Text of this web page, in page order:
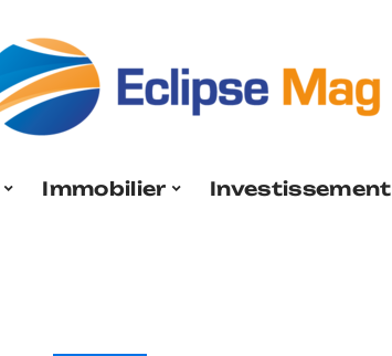
Immobilier Investissement